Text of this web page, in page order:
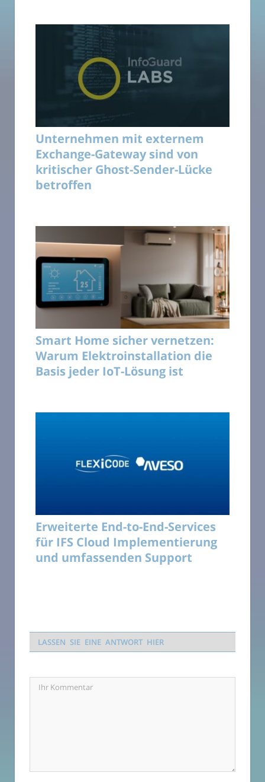
Unternehmen mit externem
Exchange-Gateway sind von
kritischer Ghost-Sender-Lücke
betroffen
Smart Home sicher vernetzen:
Warum Elektroinstallation die
Basis jeder IoT-Lösung ist
Erweiterte End-to-End-Services
für IFS Cloud Implementierung
und umfassenden Support
LASSEN SIE EINE ANTWORT HIER